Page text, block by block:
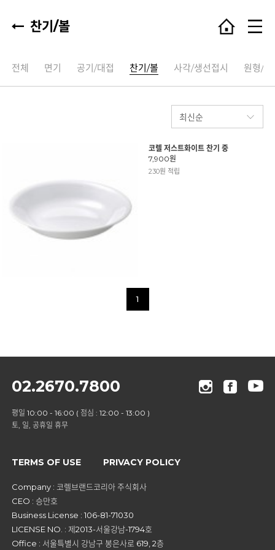
찬기/볼
전체 면기 공기/대접 찬기/볼 사각/생선접시 원형/타
코렐 저스트화이트 찬기 중
7,900원
230원 적립
1
02.2670.7800
평일 10:00 - 16:00 ( 점심 : 12:00 - 13:00 )
토, 일, 공휴일 휴무
TERMS OF USE PRIVACY POLICY
Company : 코렐브랜드코리아 주식회사
CEO : 승만호
Business License : 106-81-71030
LICENSE NO. : 제2013-서울강남-1794호
Office : 서울특별시 강남구 봉은사로 619, 2층